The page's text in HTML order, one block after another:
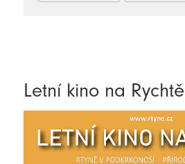
Letní kino na Rychtě